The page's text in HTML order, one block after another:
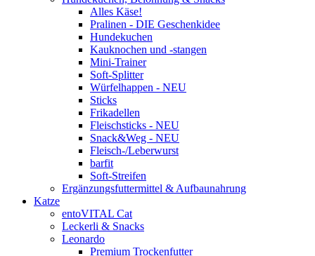
Alles Käse!
Pralinen - DIE Geschenkidee
Hundekuchen
Kauknochen und -stangen
Mini-Trainer
Soft-Splitter
Würfelhappen - NEU
Sticks
Frikadellen
Fleischsticks - NEU
Snack&Weg - NEU
Fleisch-/Leberwurst
barfit
Soft-Streifen
Ergänzungsfuttermittel & Aufbaunahrung
Katze
entoVITAL Cat
Leckerli & Snacks
Leonardo
Premium Trockenfutter